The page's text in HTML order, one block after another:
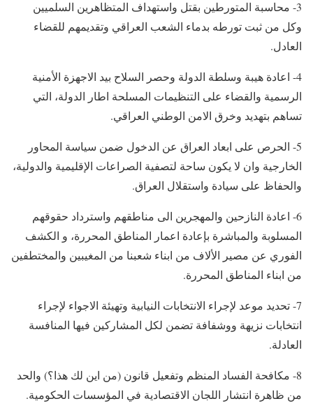
3- محاسبة المتورطين بقتل واستهداف المتظاهرين السلميين
وكل من ثبت تورطه بدماء الشعب العراقي وتقديمهم للقضاء
العادل.
4- اعادة هيبة وسلطة الدولة وحصر السلاح بيد الاجهزة الأمنية
الرسمية والقضاء على التنظيمات المسلحة اطار الدولة، التي
تساهم بتهديد وخرق الامن الوطني العراقي.
5- الحرص على ابعاد العراق عن الدخول ضمن سياسة المحاور
الخارجية وان لا يكون ساحة لتصفية الصراعات الإقليمية والدولية،
والحفاظ على سيادة واستقلال العراق.
6- اعادة النازحين والمهجرين الى مناطقهم واسترداد حقوقهم
المسلوبة والمباشرة بإعادة اعمار المناطق المحررة، و الكشف
الفوري عن مصير الألاف من ابناء شعبنا من المغيبين والمختطفين
من ابناء المناطق المحررة.
7- تحديد موعد لإجراء الانتخابات النيابية وتهيئة الاجواء لإجراء
انتخابات نزيهة ووشفافة تضمن لكل المشاركين فيها المنافسة
العادلة.
8- مكافحة الفساد المنظم وتفعيل قانون (من اين لك هذا؟) والحد
من ظاهرة انتشار اللجان الاقتصادية في المؤسسات الحكومية.